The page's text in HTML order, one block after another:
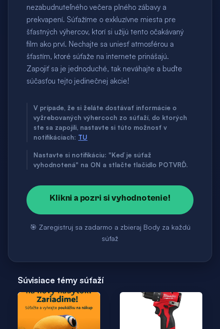
nezabudnuteľného večera plného zábavy a
prekvapení. Súťažíme o exkluzívne miesta pre
šťastných výhercov, ktorí si užijú tento očakávaný
film ako prví. Nechajte sa uniesť atmosférou a
šťastím, ktoré súťaže na internete prinášajú.
Zapojiť sa je jednoduché, tak neváhajte a buďte
súčasťou tejto jedinečnej akcie!
V prípade, že si želáte dostávať informácie o
vyžrebovaných výhercoch zo súťaží, do ktorých
ste sa zapojili, nastavte si túto možnosť v
notifikáciach: TU
Nastavte si notifikáciu: "Keď je súťaž
vyhodnotená" na ON a stlačte tlačidlo POTVRĎ.
Klikni a pozri si vyhodnotenie!
🎯 Zaregistruj sa zadarmo a zbieraj Body za každú
súťaž
Súvisiace témy súťaží